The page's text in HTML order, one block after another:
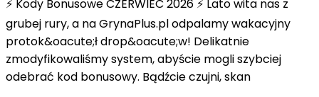
⚡ Kody Bonusowe CZERWIEC 2026 ⚡ Lato wita nas z
grubej rury, a na GrynaPlus.pl odpalamy wakacyjny
protok&oacute;ł drop&oacute;w! Delikatnie
zmodyfikowaliśmy system, abyście mogli szybciej
odebrać kod bonusowy. Bądźcie czujni, skan